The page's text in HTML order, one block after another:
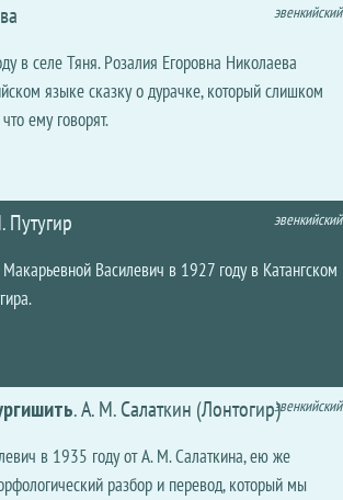
эвенкийский
в селе Тяня. Розалия Егоровна Николаева
языке сказку о дурачке, который слишком
ему говорят.
Путугир эвенкийский
Василевич в 1927 году в Катангском
.А. М. Салаткин (Лонтогир)эвенкийский
в 1935 году от А. М. Салаткина, ею же
разбор и перевод, который мы